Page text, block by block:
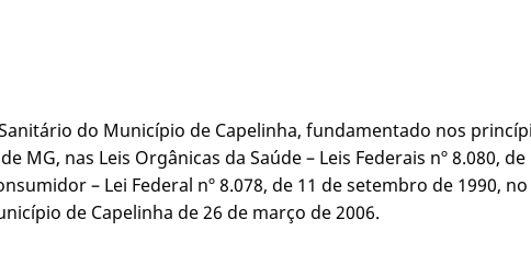
do Município de Capelinha, fundamentado nos
MG, nas Leis Orgânicas da Saúde – Leis Federais nº 8.080,
– Lei Federal nº 8.078, de 11 de setembro de 1990,
de Capelinha de 26 de março de 2006.